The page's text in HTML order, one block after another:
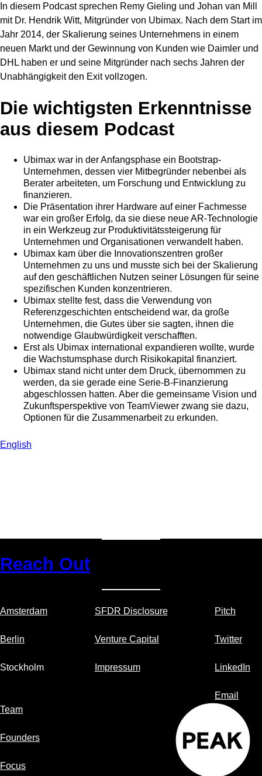
In diesem Podcast sprechen Remy Gieling und Johan van Mill
mit Dr. Hendrik Witt, Mitgründer von Ubimax. Nach dem Start im
Jahr 2014, der Skalierung seines Unternehmens in einem
neuen Markt und der Gewinnung von Kunden wie Daimler und
DHL haben er und seine Mitgründer nach sechs Jahren der
Unabhängigkeit den Exit vollzogen.
Die wichtigsten Erkenntnisse
aus diesem Podcast
Ubimax war in der Anfangsphase ein Bootstrap-
Unternehmen, dessen vier Mitbegründer nebenbei als
Berater arbeiteten, um Forschung und Entwicklung zu
finanzieren.
Die Präsentation ihrer Hardware auf einer Fachmesse
war ein großer Erfolg, da sie diese neue AR-Technologie
in ein Werkzeug zur Produktivitätssteigerung für
Unternehmen und Organisationen verwandelt haben.
Ubimax kam über die Innovationszentren großer
Unternehmen zu uns und musste sich bei der Skalierung
auf den geschäftlichen Nutzen seiner Lösungen für seine
spezifischen Kunden konzentrieren.
Ubimax stellte fest, dass die Verwendung von
Referenzgeschichten entscheidend war, da große
Unternehmen, die Gutes über sie sagten, ihnen die
notwendige Glaubwürdigkeit verschafften.
Erst als Ubimax international expandieren wollte, wurde
die Wachstumsphase durch Risikokapital finanziert.
Ubimax stand nicht unter dem Druck, übernommen zu
werden, da sie gerade eine Serie-B-Finanzierung
abgeschlossen hatten. Aber die gemeinsame Vision und
Zukunftsperspektive von TeamViewer zwang sie dazu,
Optionen für die Zusammenarbeit zu erkunden.
English
Reach Out
Amsterdam
Berlin
Stockholm
SFDR Disclosure
Venture Capital
Impressum
Pitch
Twitter
LinkedIn
Email
Team
Founders
Focus